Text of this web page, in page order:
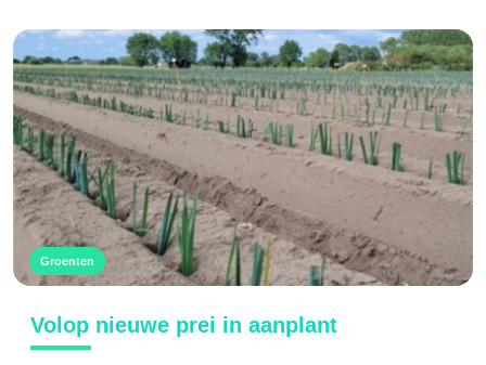
Groenten
Volop nieuwe prei in aanplant